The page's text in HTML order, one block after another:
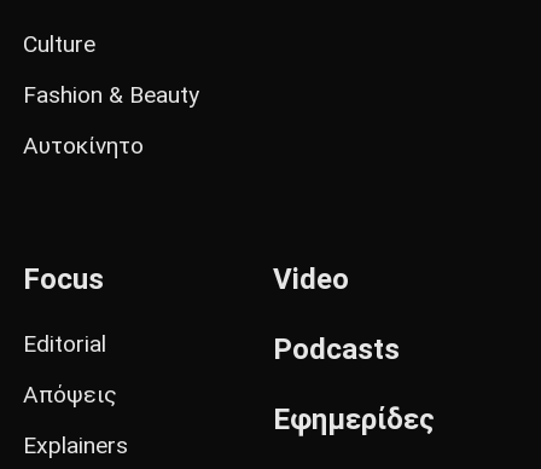
Culture
Fashion & Beauty
Αυτοκίνητο
Focus
Editorial
Απόψεις
Explainers
Video
Podcasts
Εφημερίδες